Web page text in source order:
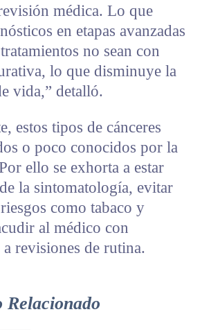
médica. Lo que
en etapas avanzadas
no sean con
lo que disminuye la
vida,” detalló.
estos tipos de cánceres
o poco conocidos por la
ello se exhorta a estar
la sintomatología, evitar
como tabaco y
al médico con
revisiones de rutina.
Relacionado